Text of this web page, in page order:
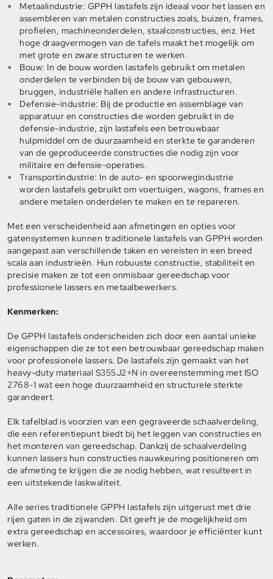
Metaalindustrie: GPPH lastafels zijn ideaal voor het lassen en
assembleren van metalen constructies zoals, buizen, frames,
profielen, machineonderdelen, staalconstructies, enz. Het
hoge draagvermogen van de tafels maakt het mogelijk om
met grote en zware structuren te werken.
Bouw: In de bouw worden lastafels gebruikt om metalen
onderdelen te verbinden bij de bouw van gebouwen,
bruggen, industriële hallen en andere infrastructuren.
Defensie-industrie: Bij de productie en assemblage van
apparatuur en constructies die worden gebruikt in de
defensie-industrie, zijn lastafels een betrouwbaar
hulpmiddel om de duurzaamheid en sterkte te garanderen
van de geproduceerde constructies die nodig zijn voor
militaire en defensie-operaties.
Transportindustrie: In de auto- en spoorwegindustrie
worden lastafels gebruikt om voertuigen, wagons, frames en
andere metalen onderdelen te maken en te repareren.
Met een verscheidenheid aan afmetingen en opties voor
gatensystemen kunnen traditionele lastafels van GPPH worden
aangepast aan verschillende taken en vereisten in een breed
scala aan industrieën. Hun robuuste constructie, stabiliteit en
precisie maken ze tot een onmisbaar gereedschap voor
professionele lassers en metaalbewerkers.
Kenmerken:
De GPPH lastafels onderscheiden zich door een aantal unieke
eigenschappen die ze tot een betrouwbaar gereedschap maken
voor professionele lassers. De lastafels zijn gemaakt van het
heavy-duty materiaal S355J2+N in overeenstemming met ISO
2768-1 wat een hoge duurzaamheid en structurele sterkte
garandeert.
Elk tafelblad is voorzien van een gegraveerde schaalverdeling,
die een referentiepunt biedt bij het leggen van constructies en
het monteren van gereedschap. Dankzij de schaalverdeling
kunnen lassers hun constructies nauwkeuring positioneren om
de afmeting te krijgen die ze nodig hebben, wat resulteert in
een uitstekende laskwaliteit.
Alle series traditionele GPPH lastafels zijn uitgerust met drie
rijen gaten in de zijwanden. Dit geeft je de mogelijkheid om
extra gereedschap en accessoires, waardoor je efficiënter kunt
werken.